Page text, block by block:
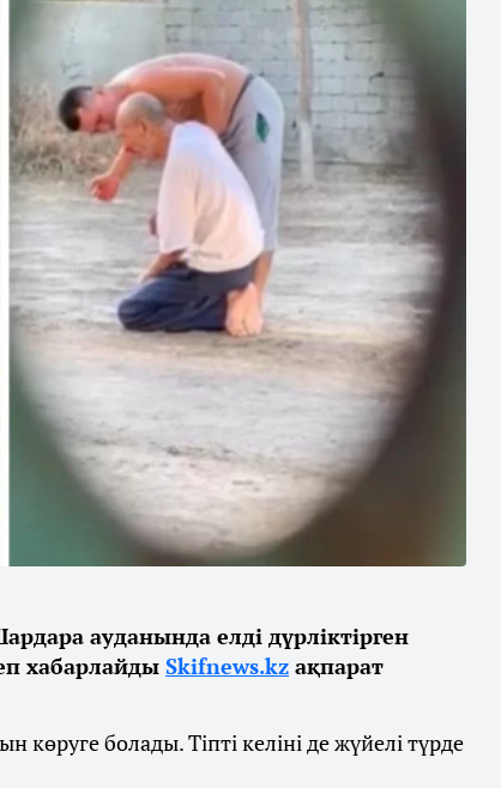
ауданында елді дүрліктірген
хабарлайды Skifnews.kz ақпарат
көруге болады. Тіпті келіні де жүйелі түрде